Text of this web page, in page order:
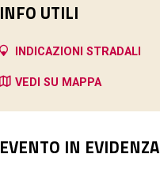
INFO UTILI
INDICAZIONI STRADALI
VEDI SU MAPPA
EVENTO IN EVIDENZA